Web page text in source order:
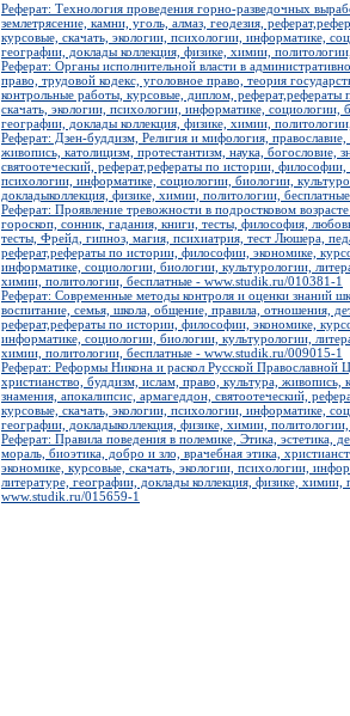
Реферат: Технология проведения горно-разведочных
землетрясение, камни, уголь, алмаз, геодезия,
курсовые, скачать, экологии, психологии, информатике,
географии, доклады коллекция, физике, химии,
Реферат: Органы исполнительной власти в
право, трудовой кодекс, уголовное право, теория
контрольные работы, курсовые, диплом,
скачать, экологии, психологии, информатике, социологии,
географии, доклады коллекция, физике, химии,
Реферат: Дзен-буддизм, Религия и мифология,
живопись, католицизм, протестантизм, наука, богословие,
святоотеческий, реферат,рефераты по истории, философии,
психологии, информатике, социологии, биологии,
докладыколлекция, физике, химии, политологии,
Реферат: Проявление тревожности в подростковом
гороскоп, сонник, гадания, книги, тесты, философия,
тесты, Фрейд, гипноз, магия, психиатрия, тест Люшера,
реферат,рефераты по истории, философии, экономике,
информатике, социологии, биологии, культурологии,
химии, политологии, бесплатные - www.studik.ru/010381-1
Реферат: Современные методы контроля и оценки знаний
воспитание, семья, школа, общение, правила, отношения,
реферат,рефераты по истории, философии, экономике,
информатике, социологии, биологии, культурологии,
химии, политологии, бесплатные - www.studik.ru/009015-1
Реферат: Реформы Никона и раскол Русской Православной
христианство, буддизм, ислам, право, культура, живопись,
знамения, апокалипсис, армагеддон, святоотеческий,
курсовые, скачать, экологии, психологии, информатике,
географии, докладыколлекция, физике, химии,
Реферат: Правила поведения в полемике, Этика, эстетика,
мораль, биоэтика, добро и зло, врачебная этика,
экономике, курсовые, скачать, экологии, психологии,
литературе, географии, доклады коллекция, физике, химии,
www.studik.ru/015659-1